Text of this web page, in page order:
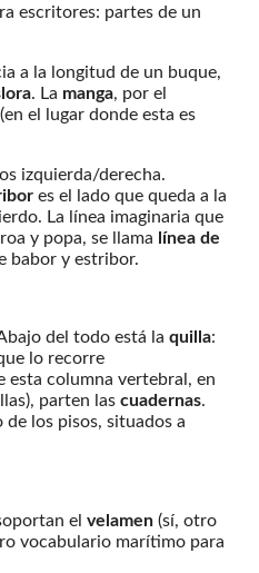
a la longitud de un buque,
. La manga, por el
el lugar donde esta es
izquierda/derecha.
es el lado que queda a la
La línea imaginaria que
y popa, se llama
línea de
babor y estribor.
del todo está la quilla:
lo recorre
esta columna vertebral, en
parten las cuadernas.
de los pisos, situados a
el velamen (sí, otro
vocabulario marítimo para